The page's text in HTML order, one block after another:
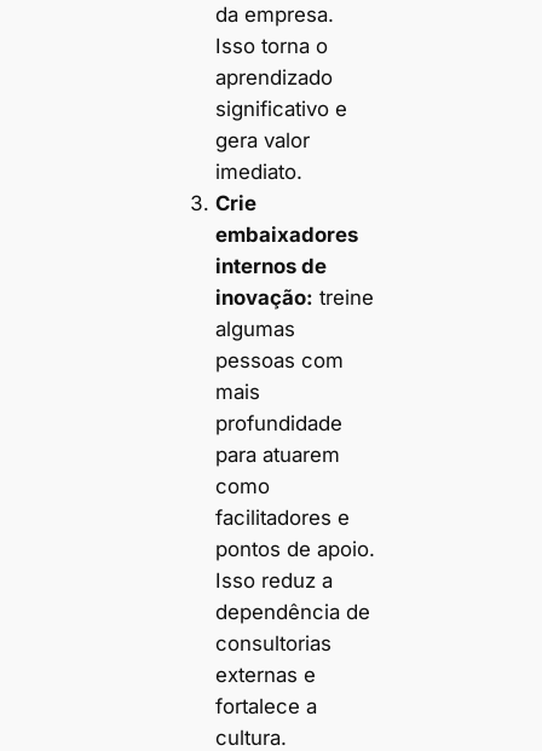
da empresa.
Isso torna o
aprendizado
significativo e
gera valor
imediato.
Crie
embaixadores
internos de
inovação: treine
algumas
pessoas com
mais
profundidade
para atuarem
como
facilitadores e
pontos de apoio.
Isso reduz a
dependência de
consultorias
externas e
fortalece a
cultura.